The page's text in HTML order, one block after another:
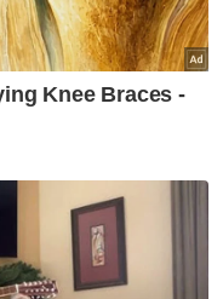
Klik di sini!
Cina